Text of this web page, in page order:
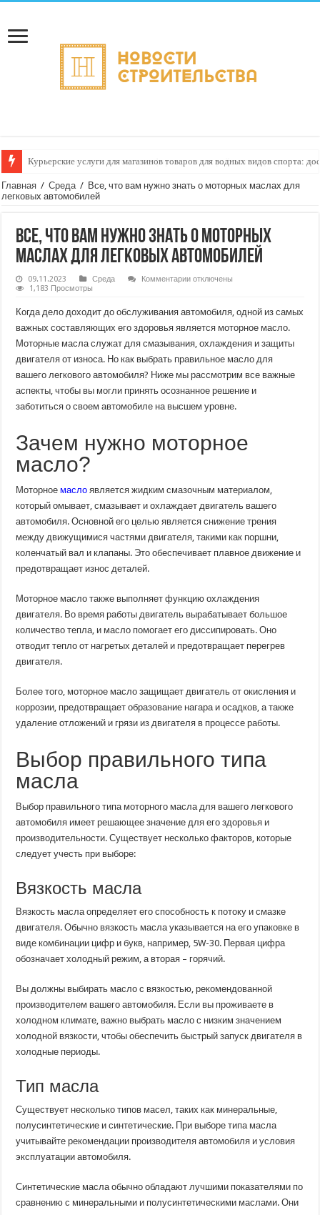
Курьерские услуги для магазинов товаров для водных видов спорта:
Как настроить автоматическое формирование рейтинга курьеров по
Главная / Среда / Все, что вам нужно знать о моторных маслах для
легковых автомобилей
Все, что вам нужно знать о моторных
маслах для легковых автомобилей
09.11.2023 Среда Комментариик
вам
нужно
знать
о
маслах
для
легковых
автомобилей
отключены
1,183 Просмотры
Когда дело доходит до обслуживания автомобиля, одной из самых
важных составляющих его здоровья является моторное масло.
Моторные масла служат для смазывания, охлаждения и защиты
двигателя от износа. Но как выбрать правильное масло для
вашего легкового автомобиля? Ниже мы рассмотрим все важные
аспекты, чтобы вы могли принять осознанное решение и
заботиться о своем автомобиле на высшем уровне.
Зачем нужно моторное
масло?
Моторноемасло является жидким смазочным материалом,
который омывает, смазывает и охлаждает двигатель вашего
автомобиля. Основной его целью является снижение трения
между движущимися частями двигателя, такими как поршни,
коленчатый вал и клапаны. Это обеспечивает плавное движение и
предотвращает износ деталей.
Моторное масло также выполняет функцию охлаждения
двигателя. Во время работы двигатель вырабатывает большое
количество тепла, и масло помогает его диссипировать. Оно
отводит тепло от нагретых деталей и предотвращает перегрев
двигателя.
Более того, моторное масло защищает двигатель от окисления и
коррозии, предотвращает образование нагара и осадков, а также
удаление отложений и грязи из двигателя в процессе работы.
Выбор правильного типа
масла
Выбор правильного типа моторного масла для вашего легкового
автомобиля имеет решающее значение для его здоровья и
производительности. Существует несколько факторов, которые
следует учесть при выборе:
Вязкость масла
Вязкость масла определяет его способность к потоку и смазке
двигателя. Обычно вязкость масла указывается на его упаковке в
виде комбинации цифр и букв, например, 5W-30. Первая цифра
обозначает холодный режим, а вторая – горячий.
Вы должны выбирать масло с вязкостью, рекомендованной
производителем вашего автомобиля. Если вы проживаете в
холодном климате, важно выбрать масло с низким значением
холодной вязкости, чтобы обеспечить быстрый запуск двигателя в
холодные периоды.
Тип масла
Существует несколько типов масел, таких как минеральные,
полусинтетические и синтетические. При выборе типа масла
учитывайте рекомендации производителя автомобиля и условия
эксплуатации автомобиля.
Синтетические масла обычно обладают лучшими показателями по
сравнению с минеральными и полусинтетическими маслами. Они